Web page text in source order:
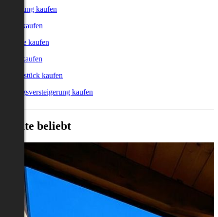
Wohnung kaufen
Haus kaufen
Garage kaufen
Büro kaufen
Grundstück kaufen
Zwangsversteigerung kaufen
Heute beliebt